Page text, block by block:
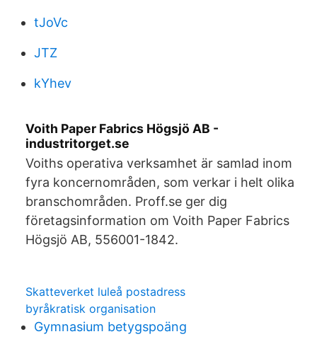
tJoVc
JTZ
kYhev
Voith Paper Fabrics Högsjö AB -
industritorget.se
Voiths operativa verksamhet är samlad inom
fyra koncernområden, som verkar i helt olika
branschområden. Proff.se ger dig
företagsinformation om Voith Paper Fabrics
Högsjö AB, 556001-1842.
Skatteverket luleå postadress
byråkratisk organisation
Gymnasium betygspoäng